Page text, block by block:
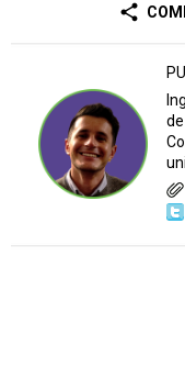
share